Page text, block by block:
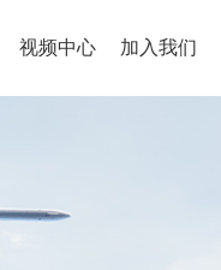
视频中心 加入我们